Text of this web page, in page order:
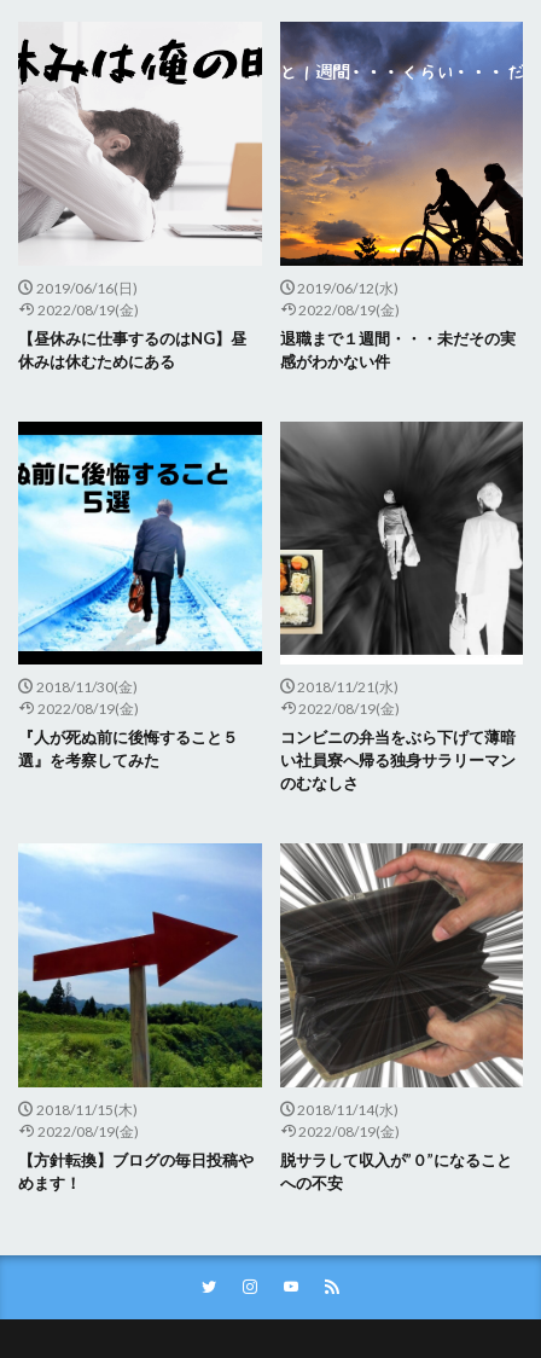
2019/06/16(日)
2022/08/19(金)
【昼休みに仕事するのはNG】昼
休みは休むためにある
2019/06/12(水)
2022/08/19(金)
退職まで１週間・・・未だその実
感がわかない件
2018/11/30(金)
2022/08/19(金)
『人が死ぬ前に後悔すること５
選』を考察してみた
2018/11/21(水)
2022/08/19(金)
コンビニの弁当をぶら下げて薄暗
い社員寮へ帰る独身サラリーマン
のむなしさ
2018/11/15(木)
2022/08/19(金)
【方針転換】ブログの毎日投稿や
めます！
2018/11/14(水)
2022/08/19(金)
脱サラして収入が”０”になること
への不安